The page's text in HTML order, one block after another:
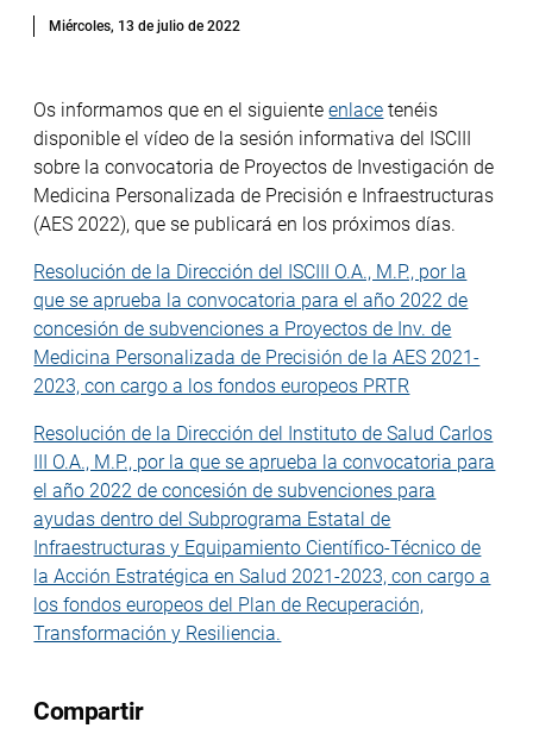
Miércoles, 13 de julio de 2022
Os informamos que en el siguienteenlace tenéis
disponible el vídeo de la sesión informativa del ISCIII
sobre la convocatoria de Proyectos de Investigación de
Medicina Personalizada de Precisión e Infraestructuras
(AES 2022), que se publicará en los próximos días.
Resolución de la Dirección del ISCIII O.A., M.P., por la
que se aprueba la convocatoria para el año 2022 de
concesión de subvenciones a Proyectos de Inv. de
Medicina Personalizada de Precisión de la AES 2021-
2023, con cargo a los fondos europeos PRTR
Resolución de la Dirección del Instituto de Salud Carlos
III O.A., M.P., por la que se aprueba la convocatoria para
el año 2022 de concesión de subvenciones para
ayudas dentro del Subprograma Estatal de
Infraestructuras y Equipamiento Científico-Técnico de
la Acción Estratégica en Salud 2021-2023, con cargo a
los fondos europeos del Plan de Recuperación,
Transformación y Resiliencia.
Compartir